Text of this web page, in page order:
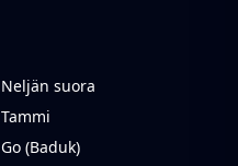
Neljän suora
Tammi
Go (Baduk)